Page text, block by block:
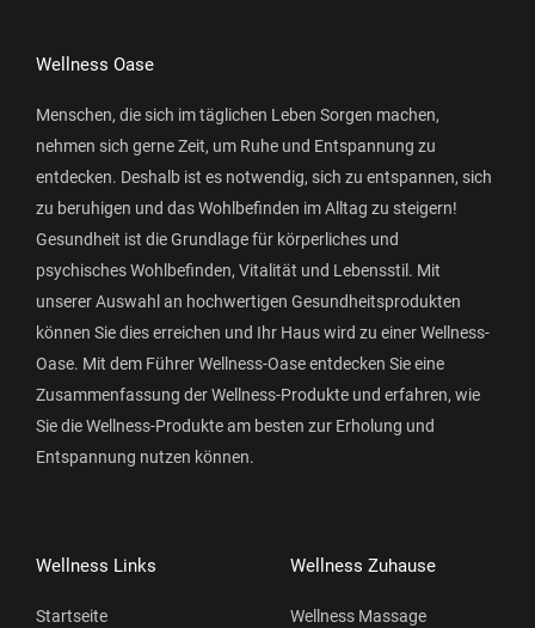
Wellness Oase
Menschen, die sich im täglichen Leben Sorgen machen,
nehmen sich gerne Zeit, um Ruhe und Entspannung zu
entdecken. Deshalb ist es notwendig, sich zu entspannen, sich
zu beruhigen und das Wohlbefinden im Alltag zu steigern!
Gesundheit ist die Grundlage für körperliches und
psychisches Wohlbefinden, Vitalität und Lebensstil. Mit
unserer Auswahl an hochwertigen Gesundheitsprodukten
können Sie dies erreichen und Ihr Haus wird zu einer Wellness-
Oase. Mit dem Führer Wellness-Oase entdecken Sie eine
Zusammenfassung der Wellness-Produkte und erfahren, wie
Sie die Wellness-Produkte am besten zur Erholung und
Entspannung nutzen können.
Wellness Links
Startseite
Wellness Zuhause
Wellness Massage